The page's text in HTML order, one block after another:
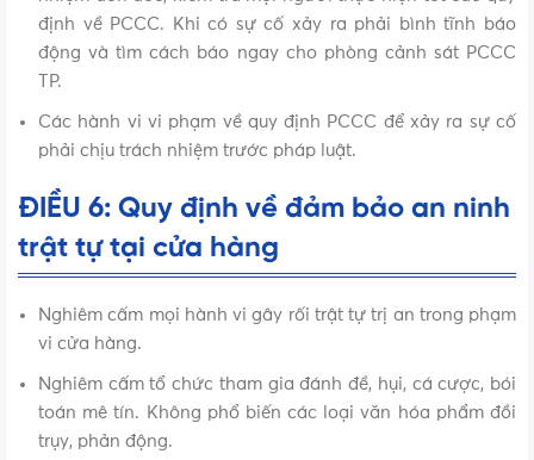
định về PCCC. Khi có sự cố xảy ra phải bình tĩnh báo
động và tìm cách báo ngay cho phòng cảnh sát PCCC
TP.
Các hành vi vi phạm về quy định PCCC để xảy ra sự cố
phải chịu trách nhiệm trước pháp luật.
ĐIỀU 6: Quy định về đảm bảo an ninh
trật tự tại cửa hàng
Nghiêm cấm mọi hành vi gây rối trật tự trị an trong phạm
vi cửa hàng.
Nghiêm cấm tổ chức tham gia đánh đề, hụi, cá cược, bói
toán mê tín. Không phổ biến các loại văn hóa phẩm đồi
trụy, phản động.